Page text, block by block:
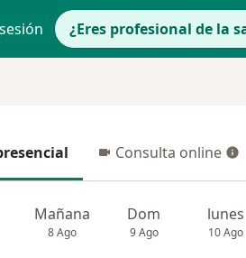
¿Eres profesional de la
Consulta online
Consulta online
Mañana
8 Ago
Dom
9 Ago
lunes
10 Ago